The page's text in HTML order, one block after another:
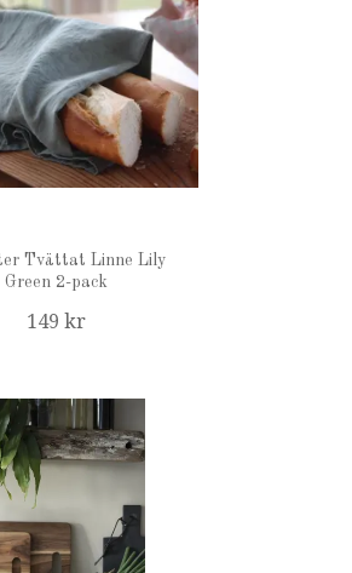
Tvättat Linne Lily
Green 2-pack
149 kr